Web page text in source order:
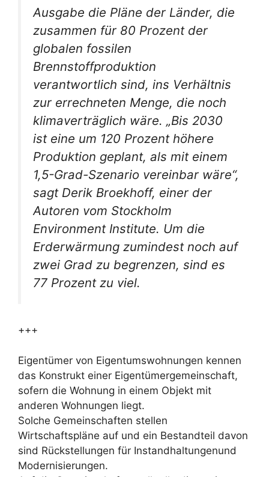
Ausgabe die Pläne der Länder, die
zusammen für 80 Prozent der
globalen fossilen
Brennstoffproduktion
verantwortlich sind, ins Verhältnis
zur errechneten Menge, die noch
klimaverträglich wäre. „Bis 2030
ist eine um 120 Prozent höhere
Produktion geplant, als mit einem
1,5-Grad-Szenario vereinbar wäre“,
sagt Derik Broekhoff, einer der
Autoren vom Stockholm
Environment Institute. Um die
Erderwärmung zumindest noch auf
zwei Grad zu begrenzen, sind es
77 Prozent zu viel.
+++
Eigentümer von Eigentumswohnungen kennen
das Konstrukt einer Eigentümergemeinschaft,
sofern die Wohnung in einem Objekt mit
anderen Wohnungen liegt.
Solche Gemeinschaften stellen
Wirtschaftspläne auf und ein Bestandteil davon
sind Rückstellungen für Instandhaltungenund
Modernisierungen.